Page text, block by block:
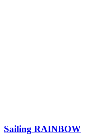
Sailing RAINBOW